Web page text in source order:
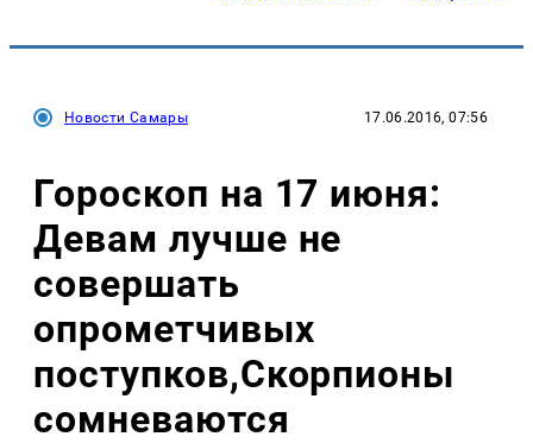
Новости Самары 17.06.2016, 07:56
Гороскоп на 17 июня:
Девам лучше не
совершать
опрометчивых
поступков,Скорпионы
сомневаются